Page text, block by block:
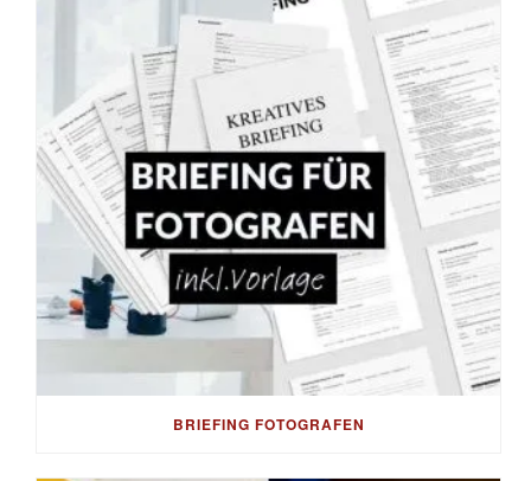
BRIEFING FOTOGRAFEN